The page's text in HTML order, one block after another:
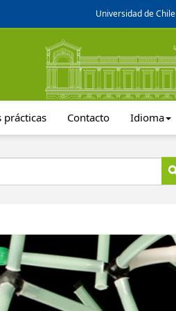
Universidad de Chile
prácticas Contacto Idioma